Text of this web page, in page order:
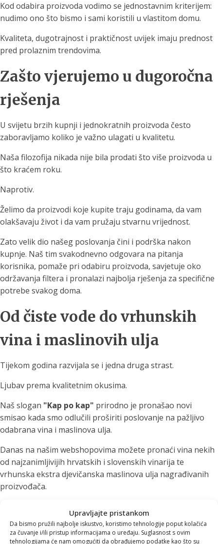
Upravljajte pristankom
Da bismo pružili najbolje iskustvo, koristimo tehnologije poput kolačića
za čuvanje i/ili pristup informacijama o uređaju. Suglasnost s ovim
tehnologijama će nam omogućiti da obrađujemo podatke kao što su
Kod odabira proizvoda vodimo se jednostavnim kriterijem:
nudimo ono što bismo i sami koristili u vlastitom domu.
Kvaliteta, dugotrajnost i praktičnost uvijek imaju prednost
pred prolaznim trendovima.
Zašto vjerujemo u dugoročna
rješenja
U svijetu brzih kupnji i jednokratnih proizvoda često
zaboravljamo koliko je važno ulagati u kvalitetu.
Naša filozofija nikada nije bila prodati što više proizvoda u
što kraćem roku.
Naprotiv.
Želimo da proizvodi koje kupite traju godinama, da vam
olakšavaju život i da vam pružaju stvarnu vrijednost.
Zato velik dio našeg poslovanja čini i podrška nakon
kupnje. Naš tim svakodnevno odgovara na pitanja
korisnika, pomaže pri odabiru proizvoda, savjetuje oko
održavanja filtera i pronalazi najbolja rješenja za specifične
potrebe svakog doma.
Od čiste vode do vrhunskih
vina i maslinovih ulja
Tijekom godina razvijala se i jedna druga strast.
Ljubav prema kvalitetnim okusima.
Naš slogan "Kap po kap" prirodno je pronašao novi
smisao kada smo odlučili proširiti poslovanje na pažljivo
odabrana vina i maslinova ulja.
Danas na našim webshopovima možete pronaći vina nekih
od najzanimljivijih hrvatskih i slovenskih vinarija te
vrhunska ekstra djevičanska maslinova ulja nagrađivanih
proizvođača.
Istre
Vipavske doline